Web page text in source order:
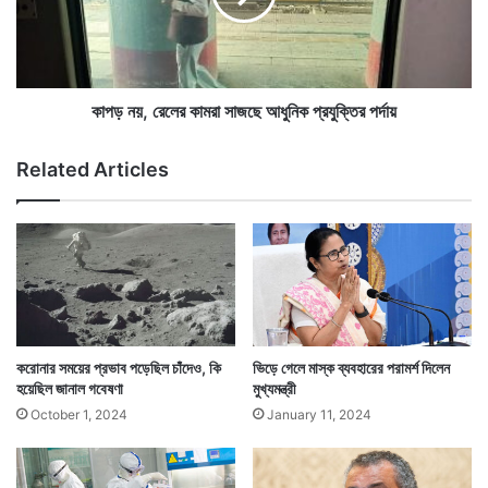
আগের দিনের চেয়ে ১ জন বেশি মানুষের মৃত্যু হয়েছে করোনায়।
এদিনের মৃতের সংখ্যার হাত ধরে রাজ্যে এখন মোট মৃত্যু দাঁড়িয়েছে
১,
র
সা
জ
ছে
আ
ধু
নি
যু
ক্তি
র
র্দা
য়
কাপড় নয়, রেলের কামরা সাজছে আধুনিক প্রযুক্তির পর্দায়
Related Articles
করোনার সময়ের প্রভাব পড়েছিল চাঁদেও, কি
হয়েছিল জানাল গবেষণা
October 1, 2024
ভিড়ে গেলে মাস্ক ব্যবহারের পরামর্শ দিলেন
মুখ্যমন্ত্রী
January 11, 2024